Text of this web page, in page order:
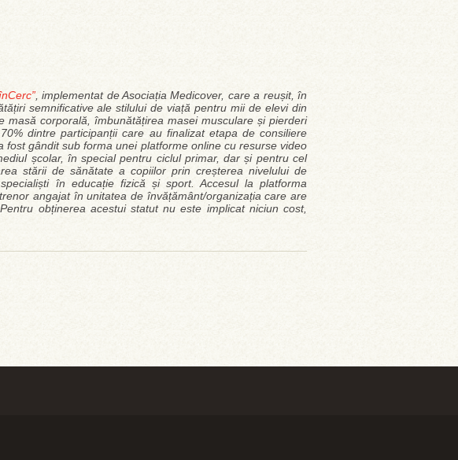
, implementat de Asociația Medicover, care a reușit, în
semnificative ale stilului de viață pentru mii de elevi din
masă corporală, îmbunătățirea masei musculare și pierderi
dintre participanții care au finalizat etapa de consiliere
gândit sub forma unei platforme online cu resurse video
școlar, în special pentru ciclul primar, dar și pentru cel
stării de sănătate a copiilor prin creșterea nivelului de
în educație fizică și sport. Accesul la platforma
angajat în unitatea de învățământ/organizația care are
obținerea acestui statut nu este implicat niciun cost,